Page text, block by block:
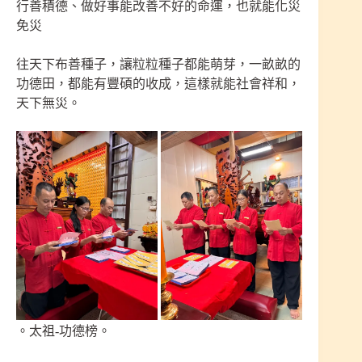
行善積德、做好事能改善不好的命運，也就能化災
免災
往天下布善種子，讓粒粒種子都能萌芽，一畝畝的
功德田，都能有豐碩的收成，這樣就能社會祥和，
天下無災。
。太祖-功德榜。